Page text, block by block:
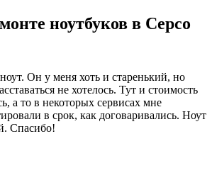
ноутбуков в Серсо
Он у меня хоть и старенький, но
не хотелось. Тут и стоимость
а то в некоторых сервисах мне
в срок, как договаривались. Ноут
Спасибо!